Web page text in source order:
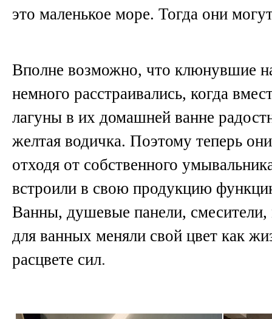
это маленькое море. Тогда они
Вполне возможно, что клюнувшие
немного расстраивались, когда
лагуны в их домашней ванне
желтая водичка. Поэтому теперь
отходя от собственного
встроили в свою продукцию
Ванны, душевые панели,
для ванных меняли свой цвет как
расцвете сил.